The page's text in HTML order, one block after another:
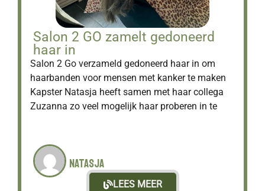
Salon 2 GO zamelt gedoneerd
haar in
Salon 2 Go verzameld gedoneerd haar in om
haarbanden voor mensen met kanker te maken
Kapster Natasja heeft samen met haar collega
Zuzanna zo veel mogelijk haar proberen in te
Natasja
LEES MEER